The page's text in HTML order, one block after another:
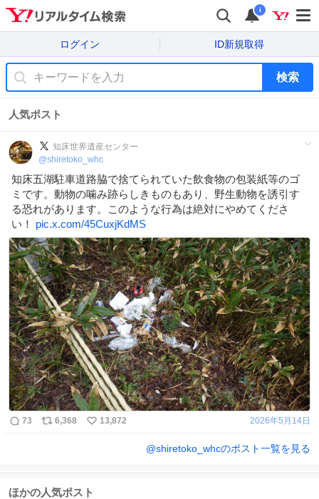
i
ログイン ID新規取得
検索
人気ポスト
知床世界遺産センター
@shiretoko_whc
知床五湖駐車道路脇で捨てられていた飲食物の包装紙等のゴ
ミです。動物の噛み跡らしきものもあり、野生動物を誘引す
る恐れがあります。このような行為は絶対にやめてくださ
い！ pic.x.com/45CuxjKdMS
73 6,368 13,872 2026年5月14日
@shiretoko_whcのポスト一覧を見る
ほかの人気ポスト